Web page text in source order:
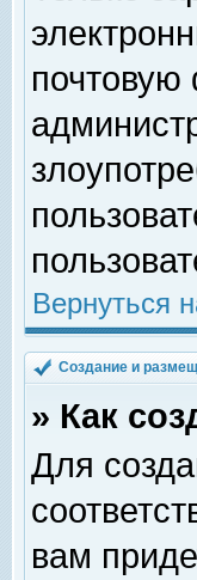
Вернуться
Создание и
» Как
Для
вам